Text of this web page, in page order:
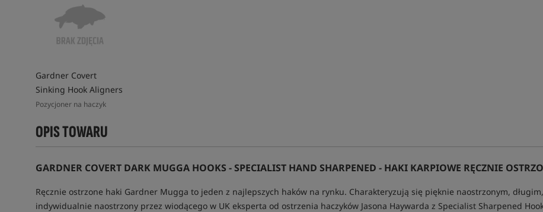
Gardner Covert
Sinking Hook Aligners
Pozycjoner na haczyk
OPIS TOWARU
GARDNER COVERT DARK MUGGA HOOKS - SPECIALIST HAND SHARPENED - HAKI KARPIOWE RĘCZNIE
Ręcznie ostrzone haki Gardner Mugga to jeden z najlepszych haków na rynku. Charakteryzują się pięknie naostrzonym,
indywidualnie naostrzony przez wiodącego w UK eksperta od ostrzenia haczyków Jasona Haywarda z Specialist Sharpened